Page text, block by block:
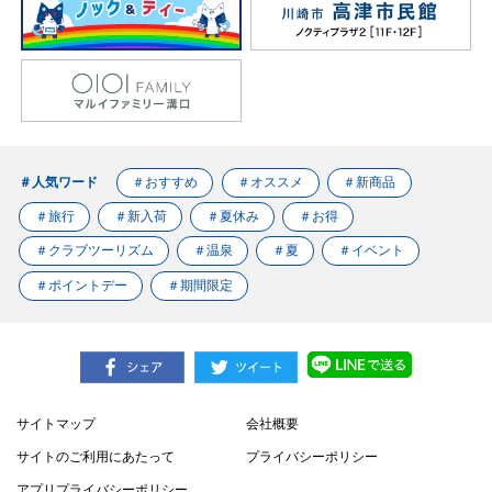
＃人気ワード ＃おすすめ ＃オススメ ＃新商品
＃旅行 ＃新入荷 ＃夏休み ＃お得
＃クラブツーリズム ＃温泉 ＃夏 ＃イベント
＃ポイントデー ＃期間限定
サイトマップ 会社概要
サイトのご利用にあたって プライバシーポリシー